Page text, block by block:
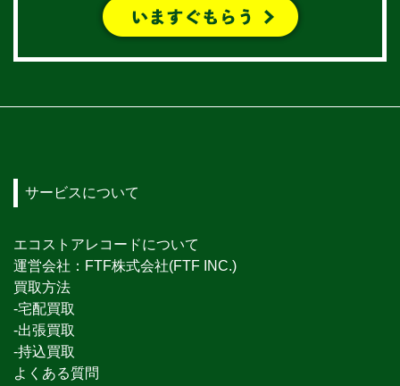
サービスについて
エコストアレコードについて
運営会社：FTF株式会社(FTF INC.)
買取方法
-宅配買取
-出張買取
-持込買取
よくある質問